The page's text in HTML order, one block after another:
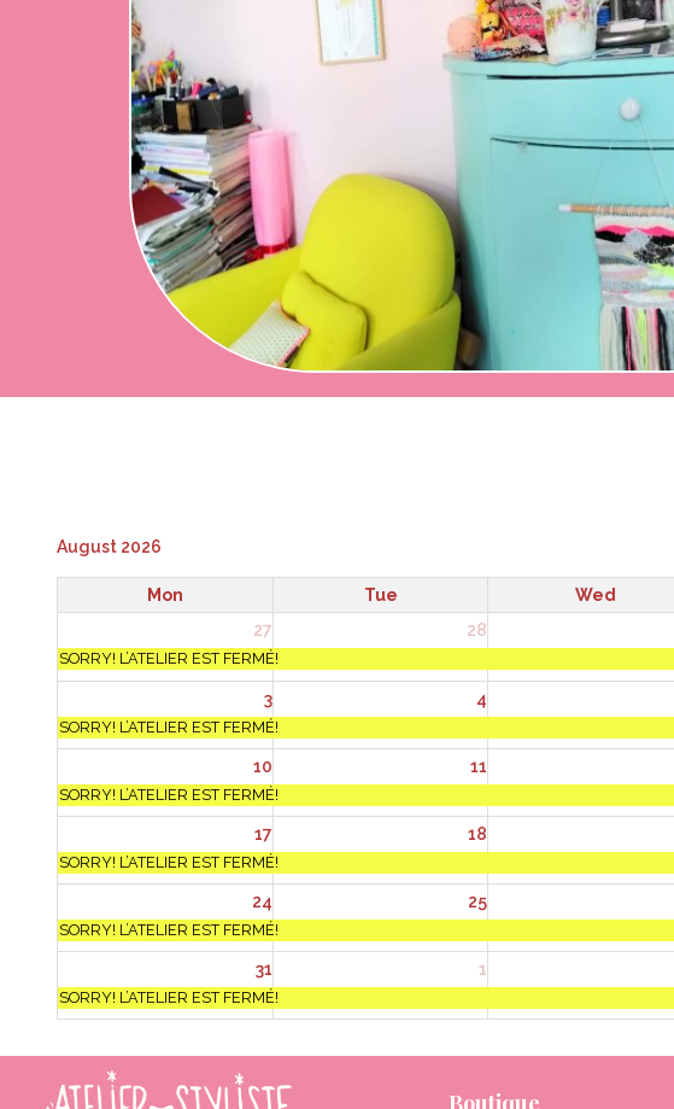
August 2026
Mon Tue Wed
27
28
SORRY! L’ATELIER EST FERMÉ!
3 4
SORRY! L’ATELIER EST FERMÉ!
10 11
SORRY! L’ATELIER EST FERMÉ!
17 18
SORRY! L’ATELIER EST FERMÉ!
24 25
SORRY! L’ATELIER EST FERMÉ!
31 1
SORRY! L’ATELIER EST FERMÉ!
Boutique